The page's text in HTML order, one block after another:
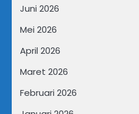
Juni 2026
Mei 2026
April 2026
Maret 2026
Februari 2026